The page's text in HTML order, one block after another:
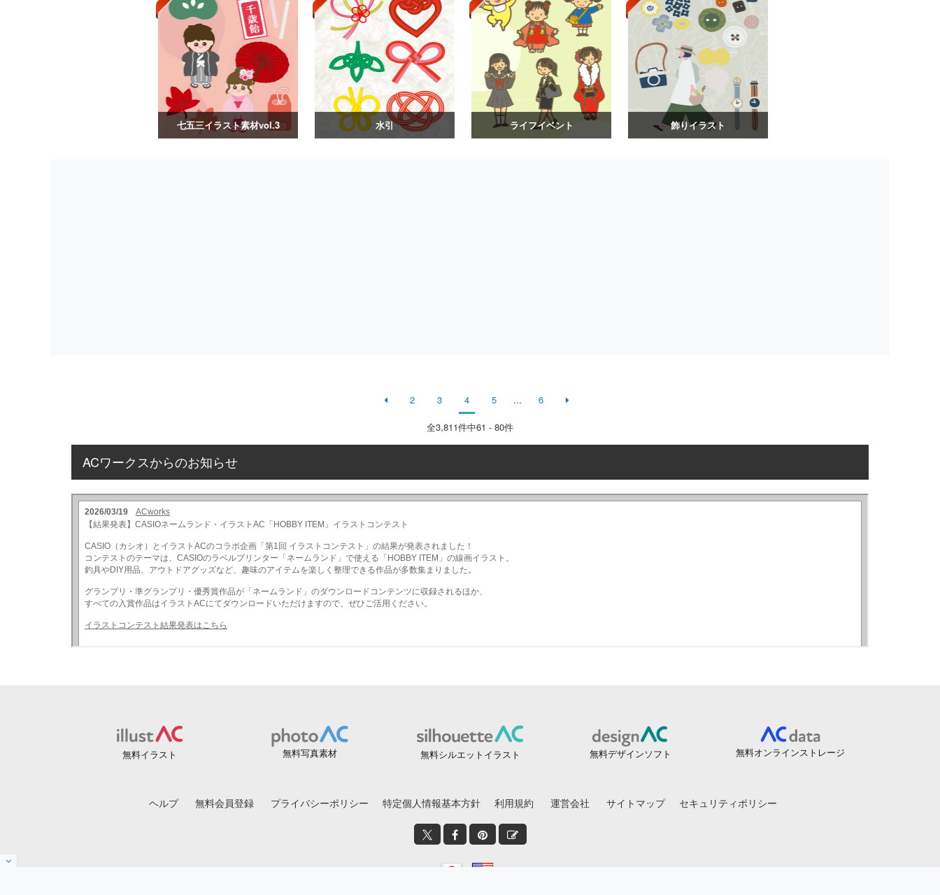
七五三イラスト素材vol.3 水引 ライフイベント 飾りイラスト
2 3 4 5 ... 6
全3,811件中61 - 80件
ACワークスからのお知らせ
無料イラスト 無料写真素材 無料シルエットイラスト 無料デザインソフト 無料オンラインストレージ
ヘルプ 無料会員登録 プライバシーポリシー 特定個人情報基本方針 利用規約 運営会社 サイトマップ セキュリティポリシー